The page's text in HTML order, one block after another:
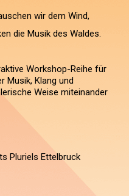
wir dem Wind,
die Musik des Waldes.
Workshop-Reihe für
Musik, Klang und
Weise miteinander
Pluriels Ettelbruck